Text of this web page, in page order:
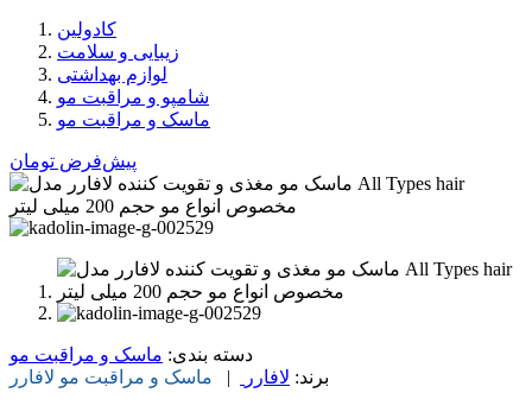
کادولین
زیبایی و سلامت
لوازم بهداشتی
شامپو و مراقبت مو
ماسک و مراقبت مو
پیش‌فرض تومان
دسته بندی: ماسک و مراقبت مو
برند: لافارر | ماسک و مراقبت مو لافارر